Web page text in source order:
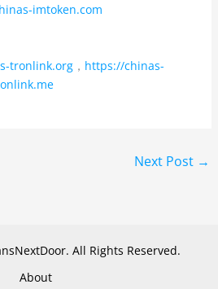
imtoken.com
tronlink.org， https://chinas-
Next Post →
All Rights Reserved.
About